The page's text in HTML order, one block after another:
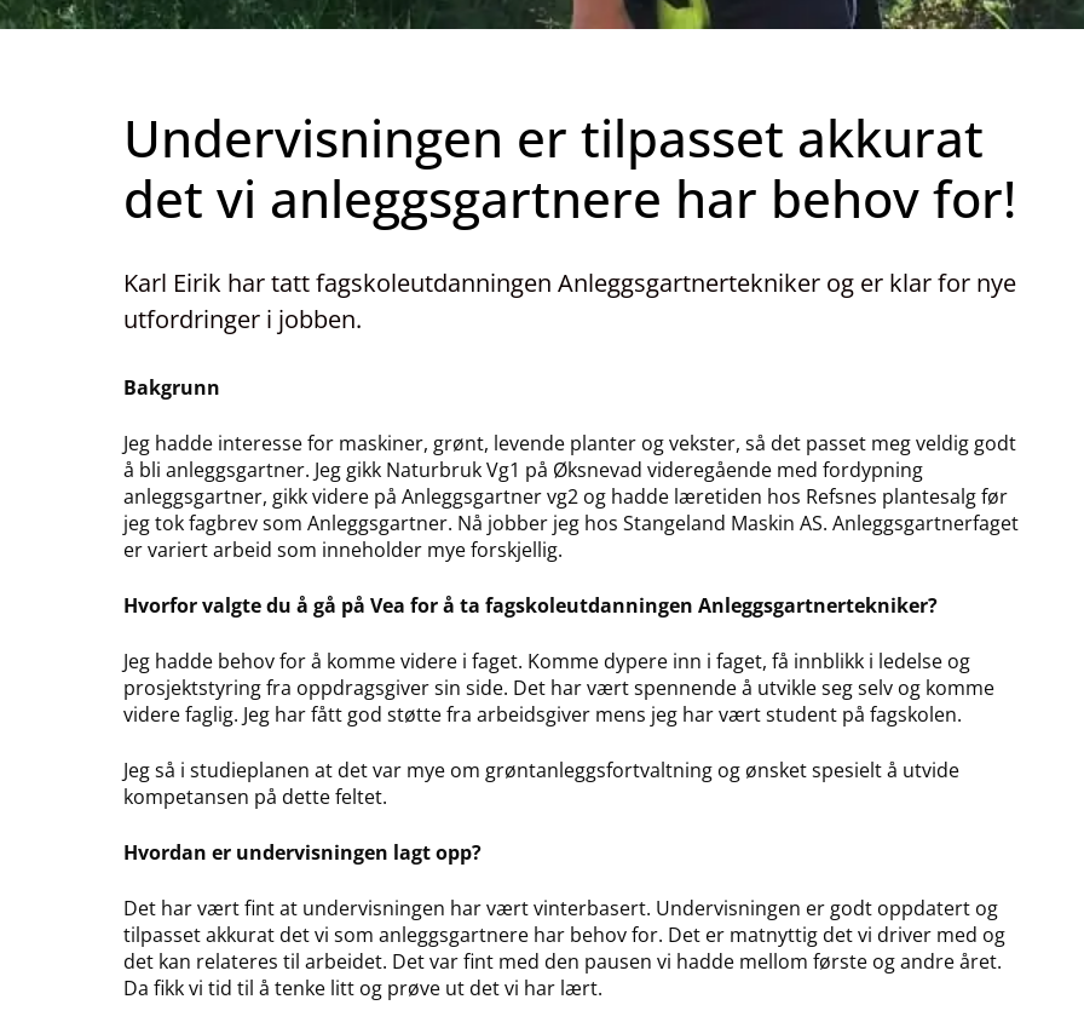
Undervisningen er tilpasset akkurat
det vi anleggsgartnere har behov for!
Karl Eirik har tatt fagskoleutdanningen Anleggsgartnertekniker og er klar for nye
utfordringer i jobben.
Bakgrunn
Jeg hadde interesse for maskiner, grønt, levende planter og vekster, så det passet meg veldig godt
å bli anleggsgartner. Jeg gikk Naturbruk Vg1 på Øksnevad videregående med fordypning
anleggsgartner, gikk videre på Anleggsgartner vg2 og hadde læretiden hos Refsnes plantesalg før
jeg tok fagbrev som Anleggsgartner. Nå jobber jeg hos Stangeland Maskin AS. Anleggsgartnerfaget
er variert arbeid som inneholder mye forskjellig.
Hvorfor valgte du å gå på Vea for å ta fagskoleutdanningen Anleggsgartnertekniker?
Jeg hadde behov for å komme videre i faget. Komme dypere inn i faget, få innblikk i ledelse og
prosjektstyring fra oppdragsgiver sin side. Det har vært spennende å utvikle seg selv og komme
videre faglig. Jeg har fått god støtte fra arbeidsgiver mens jeg har vært student på fagskolen.
Jeg så i studieplanen at det var mye om grøntanleggsfortvaltning og ønsket spesielt å utvide
kompetansen på dette feltet.
Hvordan er undervisningen lagt opp?
Det har vært fint at undervisningen har vært vinterbasert. Undervisningen er godt oppdatert og
tilpasset akkurat det vi som anleggsgartnere har behov for. Det er matnyttig det vi driver med og
det kan relateres til arbeidet. Det var fint med den pausen vi hadde mellom første og andre året.
Da fikk vi tid til å tenke litt og prøve ut det vi har lært.